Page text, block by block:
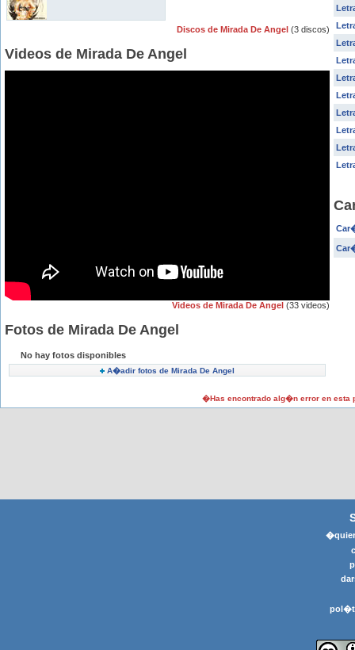
Discos de Mirada De Angel (3 discos)
Videos de Mirada De Angel
Videos de Mirada De Angel (33 videos)
Fotos de Mirada De Angel
No hay fotos disponibles
A�adir fotos de Mirada De Angel
�Has encontrado alg�n error en esta